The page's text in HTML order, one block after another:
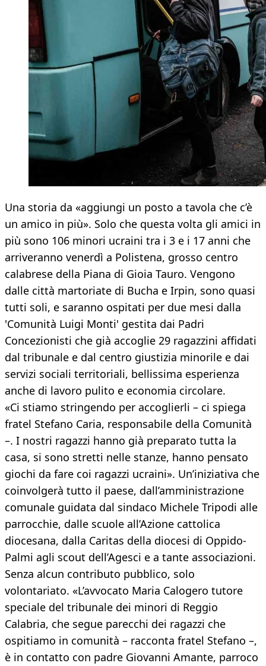
Una storia da «aggiungi un posto a tavola che c’è
un amico in più». Solo che questa volta gli amici in
più sono 106 minori ucraini tra i 3 e i 17 anni che
arriveranno venerdì a Polistena, grosso centro
calabrese della Piana di Gioia Tauro. Vengono
dalle città martoriate di Bucha e Irpin, sono quasi
tutti soli, e saranno ospitati per due mesi dalla
'Comunità Luigi Monti' gestita dai Padri
Concezionisti che già accoglie 29 ragazzini affidati
dal tribunale e dal centro giustizia minorile e dai
servizi sociali territoriali, bellissima esperienza
anche di lavoro pulito e economia circolare.
«Ci stiamo stringendo per accoglierli – ci spiega
fratel Stefano Caria, responsabile della Comunità
–. I nostri ragazzi hanno già preparato tutta la
casa, si sono stretti nelle stanze, hanno pensato
giochi da fare coi ragazzi ucraini». Un’iniziativa che
coinvolgerà tutto il paese, dall’amministrazione
comunale guidata dal sindaco Michele Tripodi alle
parrocchie, dalle scuole all’Azione cattolica
diocesana, dalla Caritas della diocesi di Oppido-
Palmi agli scout dell’Agesci e a tante associazioni.
Senza alcun contributo pubblico, solo
volontariato. «L’avvocato Maria Calogero tutore
speciale del tribunale dei minori di Reggio
Calabria, che segue parecchi dei ragazzi che
ospitiamo in comunità – racconta fratel Stefano –,
è in contatto con padre Giovanni Amante, parroco